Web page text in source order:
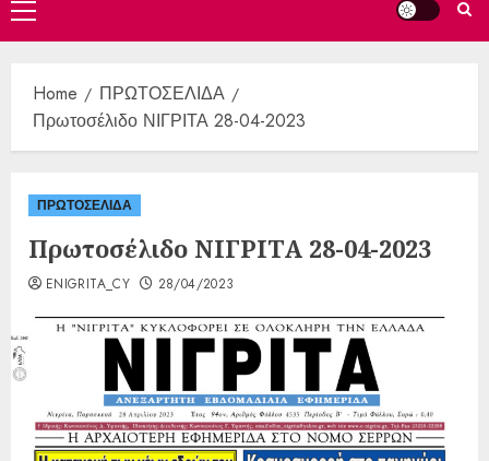
Home
ΠΡΩΤΟΣΕΛΙΔΑ
Πρωτοσέλιδο ΝΙΓΡΙΤΑ 28-04-2023
ΠΡΩΤΟΣΕΛΙΔΑ
Πρωτοσέλιδο ΝΙΓΡΙΤΑ 28-04-2023
ENIGRITA_CY 28/04/2023